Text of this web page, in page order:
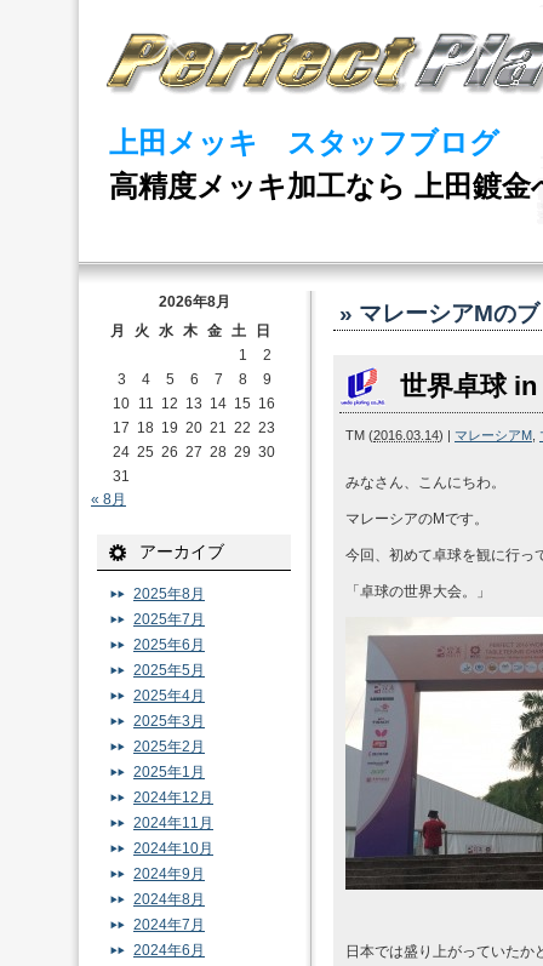
上田メッキ スタッフブログ
高精度メッキ加工なら 上田鍍金
» マレーシアMの
世界卓球
TM (2016.03.14) | マレーシアM
みなさん、こんにちわ。
マレーシアのMです。
今回、初めて卓球を観に行っ
「卓球の世界大会。」
日本では盛り上がっていたか
2026年8月
月
火 水 木 金 土
日
1
2
3
4 5 6 7 8
9
10 11 12 13 14 15 16
17 18 19 20 21 22 23
24 25 26 27 28 29 30
31
« 8月
アーカイブ
2025年8月
2025年7月
2025年6月
2025年5月
2025年4月
2025年3月
2025年2月
2025年1月
2024年12月
2024年11月
2024年10月
2024年9月
2024年8月
2024年7月
2024年6月